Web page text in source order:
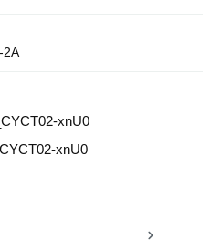
2A
xnU0
xnU0